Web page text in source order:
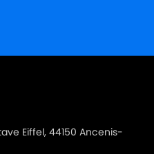
TURBO 3200
Eiffel, 44150 Ancenis-